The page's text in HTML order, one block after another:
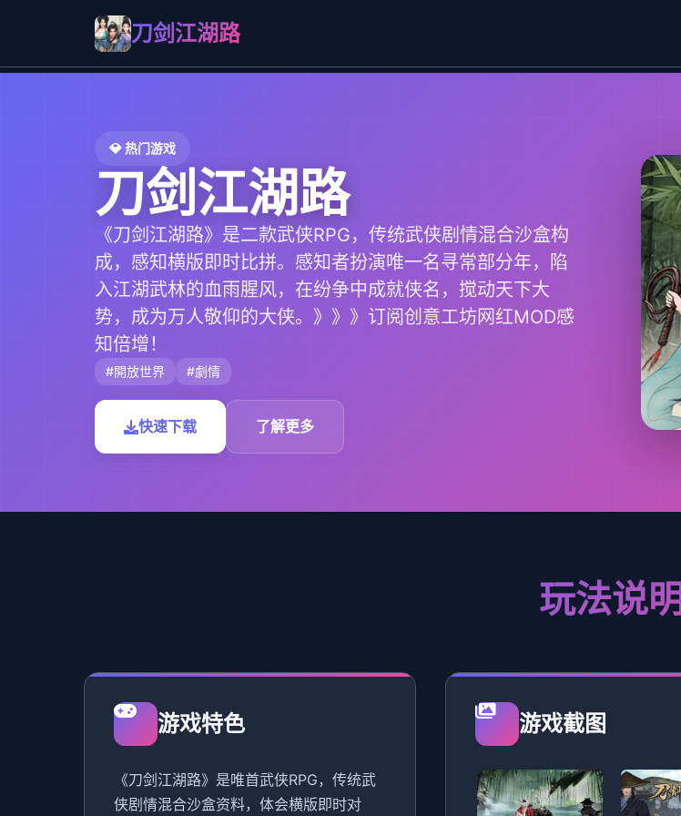
刀剑江湖路
💎 热门游戏
刀剑江湖路
《刀剑江湖路》是二款武侠RPG，传统武侠剧情混合沙盒构
成，感知横版即时比拼。感知者扮演唯一名寻常部分年，陷
入江湖武林的血雨腥风，在纷争中成就侠名，搅动天下大
势，成为万人敬仰的大侠。》》》订阅创意工坊网红MOD感
知倍增！
#開放世界 #劇情
快速下载 了解更多
玩法说明
游戏特色
《刀剑江湖路》是唯首武侠RPG，传统武
侠剧情混合沙盒资料，体会横版即时对
游戏截图